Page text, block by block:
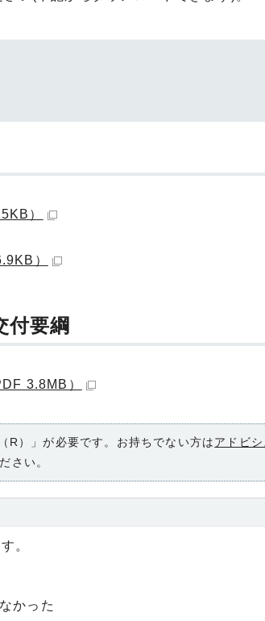
）
）
付要綱
3.8MB）
）」が必要です。お持ちでない方はアドビ
さい。
。
かった